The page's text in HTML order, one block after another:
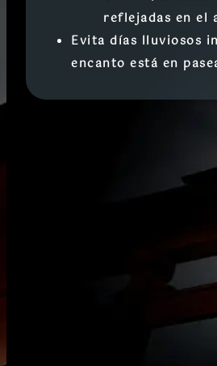
reflejadas en el
Evita días lluviosos
encanto está en